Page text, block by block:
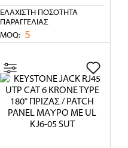
ΕΛΆΧΙΣΤΗ ΠΟΣΌΤΗΤΑ
ΠΑΡΑΓΓΕΛΊΑΣ
MOQ: 5